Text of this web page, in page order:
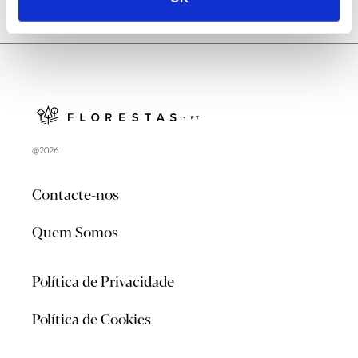
@2026
Contacte-nos
Quem Somos
Política de Privacidade
Política de Cookies